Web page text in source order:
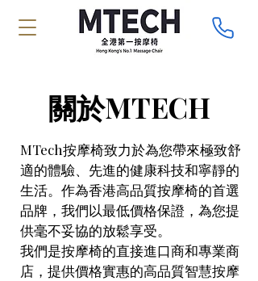
關於MTECH
MTech按摩椅致力於為您帶來極致舒
適的體驗、先進的健康科技和寧靜的
生活。作為香港高品質按摩椅的首選
品牌，我們以最低價格保證，為您提
供毫不妥協的放鬆享受。
我們是按摩椅的直接進口商和專業商
店，提供價格實惠的高品質智慧按摩